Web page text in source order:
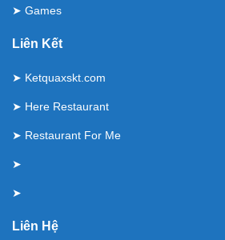
➤ Games
Liên Kết
➤ Ketquaxskt.com
➤ Here Restaurant
➤ Restaurant For Me
➤
➤
Liên Hệ